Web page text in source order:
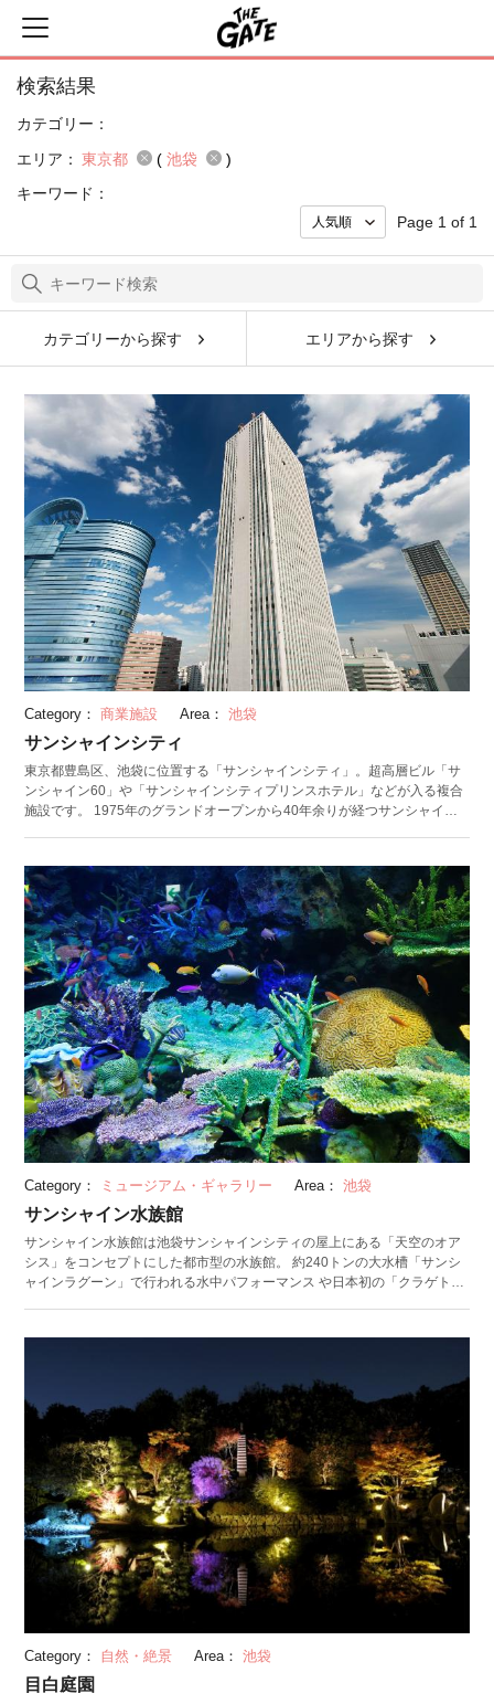
検索結果
カテゴリー：
エリア： 東京都 ( 池袋
)
キーワード：
Page 1 of 1
カテゴリーから探す エリアから探す
Category： 商業施設 Area： 池袋
サンシャインシティ
東京都豊島区、池袋に位置する「サンシャインシティ」。超高層ビル「サ
ンシャイン60」や「サンシャインシティプリンスホテル」などが入る複合
施設です。 1975年のグランドオープンから40年余りが経つサンシャイン
結。「なんか面白いこと、ある。」というキャッチフレーズの通り、老若
男女、誰が行っても面白いことを見つけられるスポットです。 タレントや
芸能人の出演機会も多い噴水広場や屋外のパフォーマンスステージでのイ
ベントも人気。家族や友人と行くのはもちろん、おひとりさまでも楽しめ
る、池袋に行ったら外せない施設です。
Category： ミュージアム・ギャラリー Area： 池袋
サンシャイン水族館
サンシャイン水族館は池袋サンシャインシティの屋上にある「天空のオア
シス」をコンセプトにした都市型の水族館。 約240トンの大水槽「サンシ
ャインラグーン」で行われる水中パフォーマンス や日本初の「クラゲトン
を下から観察できる「天空パス」、ペンギンが空を飛んでいるように見え
す。 また企画展なども頻繁に行われており、いつもの展示とは少し異なる
視点から生き物について学ぶこともできます。 （投稿日：2018/07/12
最終更新日：2023/12/20）
Category： 自然・絶景 Area： 池袋
目白庭園